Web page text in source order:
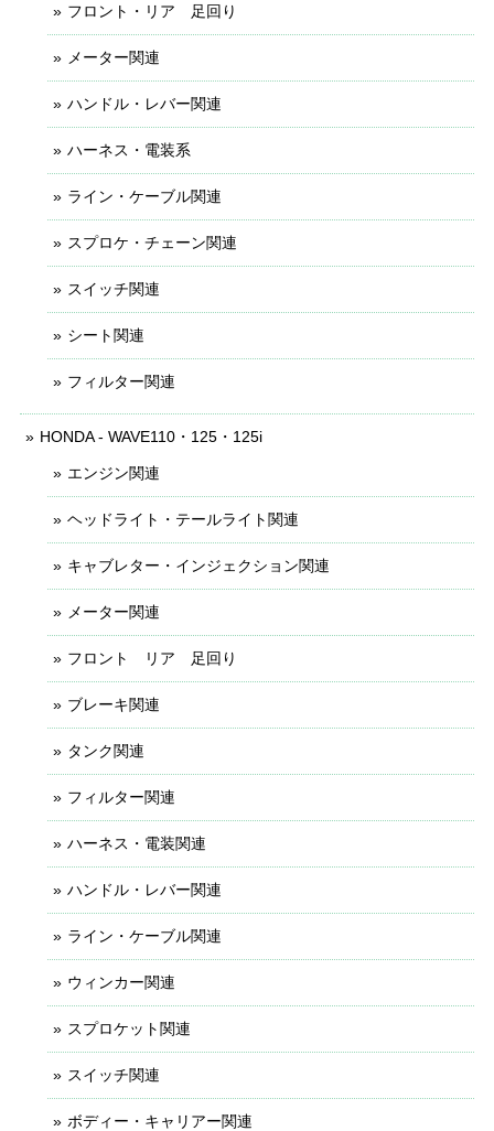
フロント・リア 足回り
メーター関連
ハンドル・レバー関連
ハーネス・電装系
ライン・ケーブル関連
スプロケ・チェーン関連
スイッチ関連
シート関連
フィルター関連
HONDA - WAVE110・125・125i
エンジン関連
ヘッドライト・テールライト関連
キャブレター・インジェクション関連
メーター関連
フロント リア 足回り
ブレーキ関連
タンク関連
フィルター関連
ハーネス・電装関連
ハンドル・レバー関連
ライン・ケーブル関連
ウィンカー関連
スプロケット関連
スイッチ関連
ボディー・キャリアー関連